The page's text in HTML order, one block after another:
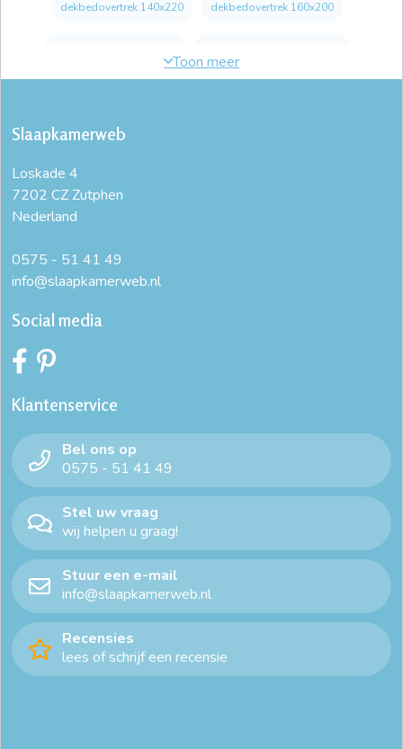
dekbedovertrek 140x220 dekbedovertrek 160x200
dekbedovertrek 200x200 katoen
dekbedovertrek 220x240
dekbedovertrek 240x220
dekbedovertrek 240x220 katoen
dekbedovertrek lits jumeaux
flanellen dekbedovertrek 1 persoons
flanellen dekbedovertrek 240x200
Slaapkamerweb
Loskade 4
7202 CZ Zutphen
Nederland
0575 - 51 41 49
info@slaapkamerweb.nl
Social media
Klantenservice
Bel ons op
0575 - 51 41 49
Stel uw vraag
wij helpen u graag!
Stuur een e-mail
info@slaapkamerweb.nl
Recensies
lees of schrijf een recensie